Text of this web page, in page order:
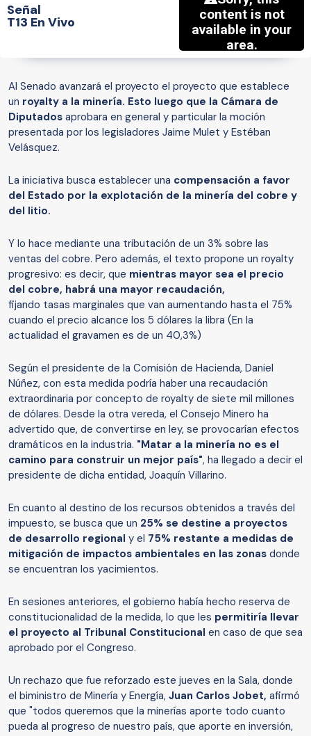
Señal
T13 En Vivo
Al Senado avanzará el proyecto el proyecto que establece
un royalty a la minería. Esto luego que la Cámara de
Diputados aprobara en general y particular la moción
presentada por los legisladores Jaime Mulet y Estéban
Velásquez.
La iniciativa busca establecer una compensación a favor
del Estado por la explotación de la minería del cobre y
del litio.
Y lo hace mediante una tributación de un 3% sobre las
ventas del cobre. Pero además, el texto propone un royalty
progresivo: es decir, que mientras mayor sea el precio
del cobre, habrá una mayor recaudación,
fijando tasas marginales que van aumentando hasta el 75%
cuando el precio alcance los 5 dólares la libra (En la
actualidad el gravamen es de un 40,3%)
Según el presidente de la Comisión de Hacienda, Daniel
Núñez, con esta medida podría haber una recaudación
extraordinaria por concepto de royalty de siete mil millones
de dólares. Desde la otra vereda, el Consejo Minero ha
advertido que, de convertirse en ley, se provocarían efectos
dramáticos en la industria. "Matar a la minería no es el
camino para construir un mejor país", ha llegado a decir el
presidente de dicha entidad, Joaquín Villarino.
En cuanto al destino de los recursos obtenidos a través del
impuesto, se busca que un 25% se destine a proyectos
de desarrollo regional y el 75% restante a medidas de
mitigación de impactos ambientales en las zonas donde
se encuentran los yacimientos.
En sesiones anteriores, el gobierno había hecho reserva de
constitucionalidad de la medida, lo que les permitiría llevar
el proyecto al Tribunal Constitucional en caso de que sea
aprobado por el Congreso.
Un rechazo que fue reforzado este jueves en la Sala, donde
el biministro de Minería y Energía, Juan Carlos Jobet, afirmó
que "todos queremos que la minerías aporte todo cuanto
pueda al progreso de nuestro país, que aporte en inversión,